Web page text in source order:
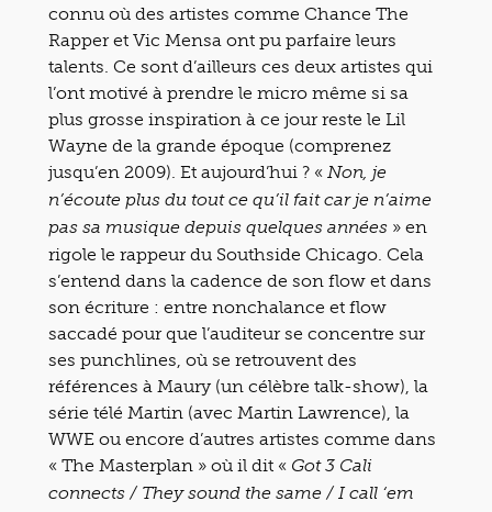
connu où des artistes comme Chance The
Rapper et Vic Mensa ont pu parfaire leurs
talents. Ce sont d’ailleurs ces deux artistes qui
l’ont motivé à prendre le micro même si sa
plus grosse inspiration à ce jour reste le Lil
Wayne de la grande époque (comprenez
jusqu’en 2009). Et aujourd’hui ? « Non, je
n’écoute plus du tout ce qu’il fait car je n’aime
pas sa musique depuis quelques années » en
rigole le rappeur du Southside Chicago. Cela
s’entend dans la cadence de son flow et dans
son écriture : entre nonchalance et flow
saccadé pour que l’auditeur se concentre sur
ses punchlines, où se retrouvent des
références à Maury (un célèbre talk-show), la
série télé Martin (avec Martin Lawrence), la
WWE ou encore d’autres artistes comme dans
« The Masterplan » où il dit « Got 3 Cali
connects / They sound the same / I call ‘em